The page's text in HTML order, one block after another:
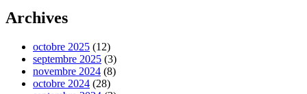
Archives
octobre 2025 (12)
septembre 2025 (3)
novembre 2024 (8)
octobre 2024 (28)